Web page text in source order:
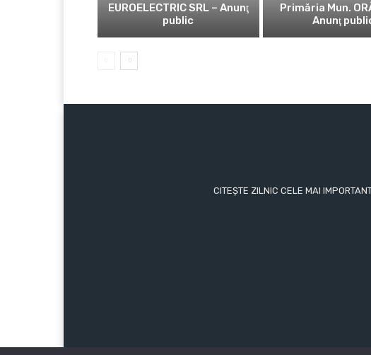
EUROELECTRIC SRL – Anunţ
public
Primăria Mun.
Anunţ
CITEȘTE ZILNIC CELE MAI